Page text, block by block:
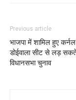
Previous article
भाजपा में शामिल हुए
डोईवाला सीट से लड़
विधानसभा चुनाव